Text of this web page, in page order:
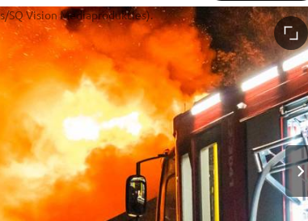
SQ Vision Mediaprodukties).